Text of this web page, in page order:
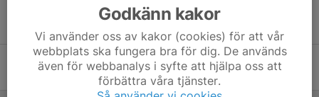
Välkomna till uppstart säsong 2024/25
Örebro challenge 3-5 maj 2024
22 apr 2024 0
Godkänn kakor
Vi använder oss av kakor (cookies) för att vår
webbplats ska fungera bra för dig. De används
även för webbanalys i syfte att hjälpa oss att
förbättra våra tjänster.